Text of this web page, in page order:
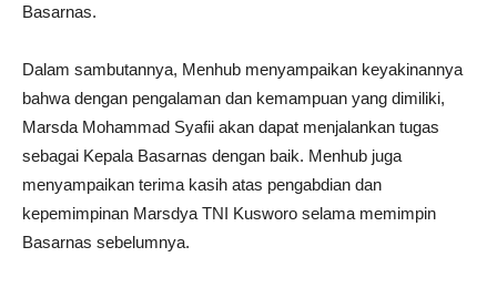
Basarnas.
Dalam sambutannya, Menhub menyampaikan keyakinannya
bahwa dengan pengalaman dan kemampuan yang dimiliki,
Marsda Mohammad Syafii akan dapat menjalankan tugas
sebagai Kepala Basarnas dengan baik. Menhub juga
menyampaikan terima kasih atas pengabdian dan
kepemimpinan Marsdya TNI Kusworo selama memimpin
Basarnas sebelumnya.